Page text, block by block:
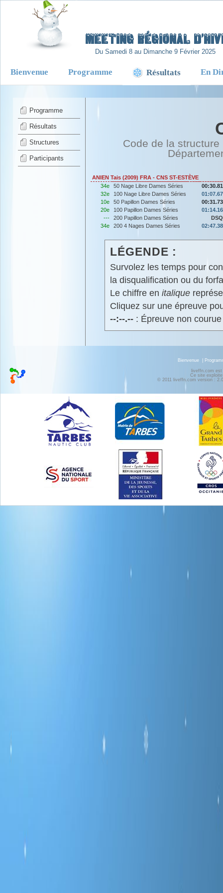
Meeting Régional
Du Samedi 8 au Dimanche 9 Février 2025
Bienvenue Programme Résultats En
Programme
Résultats
Structures
Participants
Code de la
ANIEN Tais (2009) FRA - CNS ST-ESTÈVE
34e
50 Nage Libre Dames Séries
00:30.81
32e
100 Nage Libre Dames Séries
01:07.67
10e
50 Papillon Dames Séries
00:31.73
20e
100 Papillon Dames Séries
01:14.16
---
200 Papillon Dames Séries
DSQ
34e
200 4 Nages Dames Séries 02:47.38
LÉGENDE :
Survolez les temps pour
la disqualification ou du
Le chiffre en italique
Cliquez sur une épreuve
--:--.--: Épreuve non
Bienvenue
liveffn.com
Ce site
© 2011 liveffn.com version :